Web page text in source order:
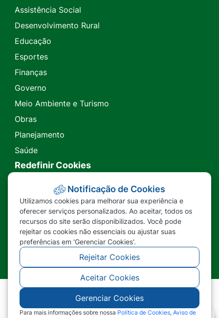
Assistência Social
Desenvolvimento Rural
Educação
Esportes
Finanças
Governo
Meio Ambiente e Turismo
Obras
Planejamento
Saúde
Redefinir Cookies
Transparência
Ouvidoria
SIC
©2026 - Prefeitura Municipal de Nova Lacerda -
MT - Todos os direitos reservados
Notificação de Cookies
Utilizamos cookies para melhorar sua experiência e
oferecer serviços personalizados. Ao aceitar, todos os
recursos do site serão disponibilizados. Você pode
rejeitar os cookies não essenciais ou ajustar suas
preferências em 'Gerenciar Cookies'.
Rejeitar Cookies
Aceitar Cookies
Gerenciar Cookies
Para mais informações sobre nossa Política de Cookies, Aviso de